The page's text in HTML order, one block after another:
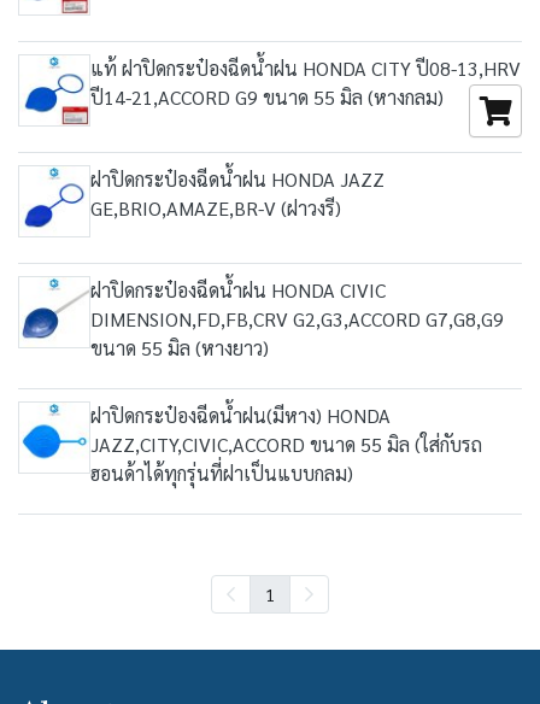
แท้ ฝาปิดกระป๋องฉีดน้ำฝน HONDA CITY ปี08-13,HRV
ปี14-21,ACCORD G9 ขนาด 55 มิล (หางกลม)
ฝาปิดกระป๋องฉีดน้ำฝน HONDA JAZZ
GE,BRIO,AMAZE,BR-V (ฝาวงรี)
ฝาปิดกระป๋องฉีดน้ำฝน HONDA CIVIC
DIMENSION,FD,FB,CRV G2,G3,ACCORD G7,G8,G9
ขนาด 55 มิล (หางยาว)
ฝาปิดกระป๋องฉีดน้ำฝน(มีหาง) HONDA
JAZZ,CITY,CIVIC,ACCORD ขนาด 55 มิล (ใส่กับรถ
ฮอนด้าได้ทุกรุ่นที่ฝาเป็นแบบกลม)
1